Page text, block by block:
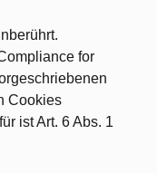
for
Cookies
ist Art. 6 Abs. 1